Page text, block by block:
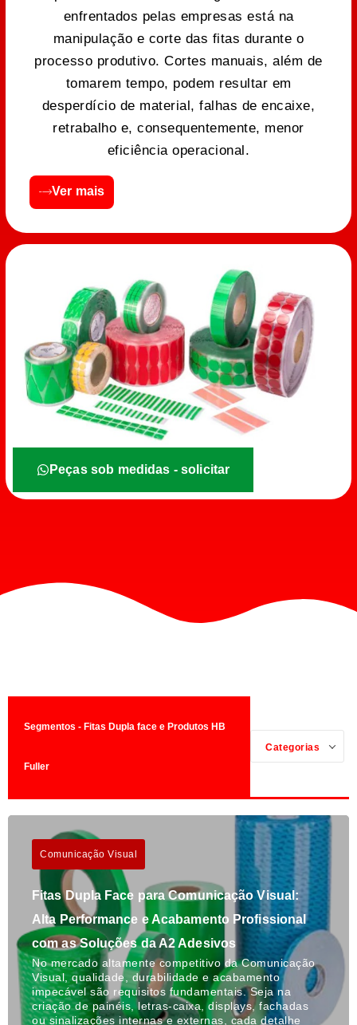
enfrentados pelas empresas está na
manipulação e corte das fitas durante o
processo produtivo. Cortes manuais, além de
tomarem tempo, podem resultar em
desperdício de material, falhas de encaixe,
retrabalho e, consequentemente, menor
eficiência operacional.
Ver mais
Peças sob medidas - solicitar
Segmentos - Fitas Dupla face e Produtos HB
Fuller
Categorias
Comunicação Visual
Fitas Dupla Face para Comunicação Visual:
Alta Performance e Acabamento Profissional
com as Soluções da A2 Adesivos
No mercado altamente competitivo da Comunicação
Visual, qualidade, durabilidade e acabamento
impecável são requisitos fundamentais. Seja na
criação de painéis, letras-caixa, displays, fachadas
ou sinalizações internas e externas, cada detalhe